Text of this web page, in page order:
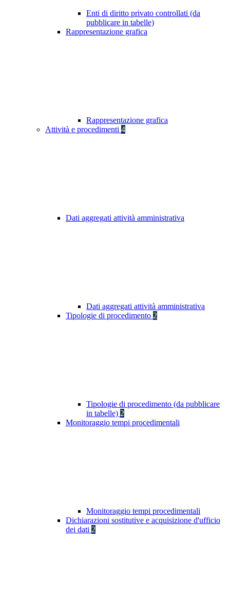
Enti di diritto privato controllati (da
pubblicare in tabelle)
Rappresentazione grafica
Rappresentazione grafica
Attività e procedimenti 4
Dati aggregati attività amministrativa
Dati aggregati attività amministrativa
Tipologie di procedimento 2
Tipologie di procedimento (da pubblicare
in tabelle) 2
Monitoraggio tempi procedimentali
Monitoraggio tempi procedimentali
Dichiarazioni sostitutive e acquisizione d'ufficio
dei dati 2